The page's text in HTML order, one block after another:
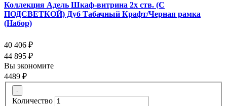
Коллекция Адель Шкаф-витрина 2х ств. (С
ПОДСВЕТКОЙ) Дуб Табачный Крафт/Черная рамка
(Набор)
40 406 ₽
44 895 ₽
Вы экономите
4489 ₽
-
Количество